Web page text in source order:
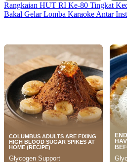
Rangkaian HUT RI Ke-80 Tingkat
Bakal Gelar Lomba Karaoke Antar